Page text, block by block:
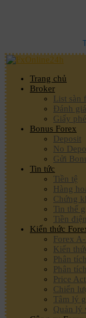
Trang chủ
Broker
List sàn
Đánh
Giấy
Bonus Forex
Deposit
No
Gửi
Tin tức
Tiền tệ
Hàng
Chứng
Tin thế
Tiền
Kiến thức
Forex
Kiến
Phân
Phân
Price
Chiến
Tâm lý
Quản lý